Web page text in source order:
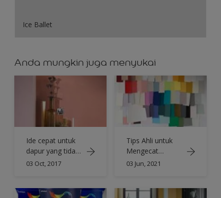
Ice Ballet
Anda mungkin juga menyukai
Ide cepat untuk
dapur yang tidak
akan menguras
03 Oct, 2017
Tips Ahli untuk
Mengecat
Lemari Dapur
03 Jun, 2021